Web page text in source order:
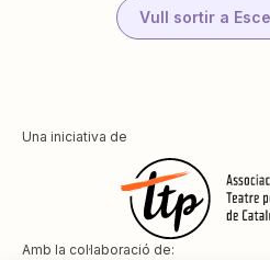
Vull sortir a
Una iniciativa de
Amb la col·laboració de: